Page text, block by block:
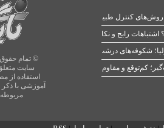
© تمام
سایت
استفاده از
آموزشی با
مربوطه
رایج و نکات طلایی
شکوفه‌های درشت در بهار